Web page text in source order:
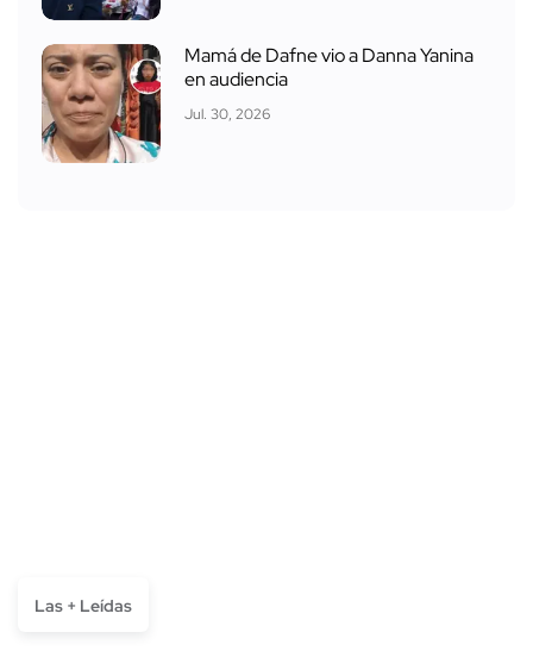
Mamá de Dafne vio a Danna Yanina
en audiencia
Jul. 30, 2026
Las + Leídas